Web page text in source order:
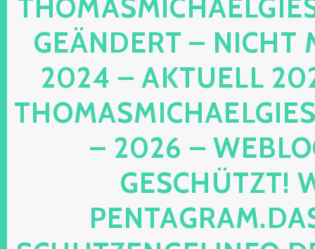
EÄNDERT – NICHT
024 – AKTUELL
2026 – WEBLOG
SCHÜTZT!
NTAGRAM.DAS-